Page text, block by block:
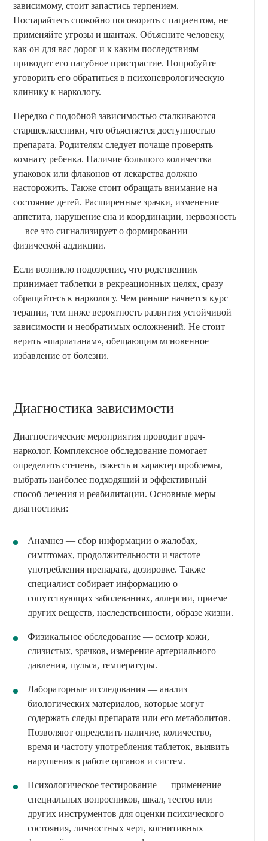
зависимому, стоит запастись терпением.
Постарайтесь спокойно поговорить с пациентом, не
применяйте угрозы и шантаж. Объясните человеку,
как он для вас дорог и к каким последствиям
приводит его пагубное пристрастие. Попробуйте
уговорить его обратиться в психоневрологическую
клинику к наркологу.
Нередко с подобной зависимостью сталкиваются
старшеклассники, что объясняется доступностью
препарата. Родителям следует почаще проверять
комнату ребенка. Наличие большого количества
упаковок или флаконов от лекарства должно
насторожить. Также стоит обращать внимание на
состояние детей. Расширенные зрачки, изменение
аппетита, нарушение сна и координации, нервозность
— все это сигнализирует о формировании
физической аддикции.
Если возникло подозрение, что родственник
принимает таблетки в рекреационных целях, сразу
обращайтесь к наркологу. Чем раньше начнется курс
терапии, тем ниже вероятность развития устойчивой
зависимости и необратимых осложнений. Не стоит
верить «шарлатанам», обещающим мгновенное
избавление от болезни.
Диагностика зависимости
Диагностические мероприятия проводит врач-
нарколог. Комплексное обследование помогает
определить степень, тяжесть и характер проблемы,
выбрать наиболее подходящий и эффективный
способ лечения и реабилитации. Основные меры
диагностики:
Анамнез — сбор информации о жалобах,
симптомах, продолжительности и частоте
употребления препарата, дозировке. Также
специалист собирает информацию о
сопутствующих заболеваниях, аллергии, приеме
других веществ, наследственности, образе жизни.
Физикальное обследование — осмотр кожи,
слизистых, зрачков, измерение артериального
давления, пульса, температуры.
Лабораторные исследования — анализ
биологических материалов, которые могут
содержать следы препарата или его метаболитов.
Позволяют определить наличие, количество,
время и частоту употребления таблеток, выявить
нарушения в работе органов и систем.
Психологическое тестирование — применение
специальных вопросников, шкал, тестов или
других инструментов для оценки психического
состояния, личностных черт, когнитивных